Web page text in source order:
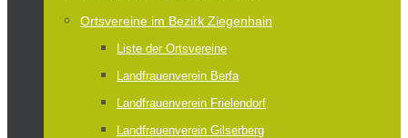
Ortsvereine im Bezirk Ziegenhain
Liste der Ortsvereine
Landfrauenverein Berfa
Landfrauenverein Frielendorf
Landfrauenverein Gilserberg